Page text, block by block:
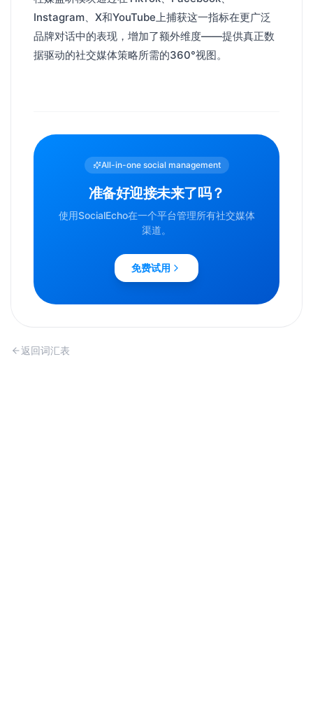
Instagram、X和YouTube上捕获这一指标在更广泛
品牌对话中的表现，增加了额外维度——提供真正数
据驱动的社交媒体策略所需的360°视图。
All-in-one social management
准备好迎接未来了吗？
使用SocialEcho在一个平台管理所有社交媒体
渠道。
免费试用
返回词汇表